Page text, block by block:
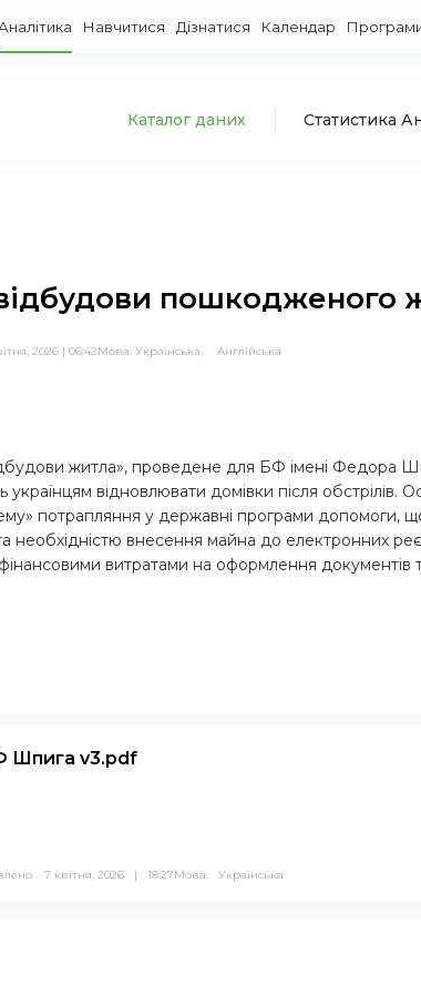
Навчитися Дізнатися Календар
Каталог даних Статистика
пошкодженого
2026 | 06:42Мова: Українська, Англійська
житла», проведене для БФ імені Федора
українцям відновлювати домівки після
потрапляння у державні програми допомоги,
внесення майна до електронних
витратами на оформлення
Шпига v3.pdf
7 квітня, 2026 | 18:27Мова: Українська